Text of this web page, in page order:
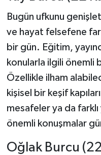
Bugün ufkunu
ve hayat felsefene
bir gün. Eğitim,
konularla ilgili önemli
Özellikle ilham
kişisel bir keşif
mesafeler ya da
önemli konuşmalar
Oğlak Burcu